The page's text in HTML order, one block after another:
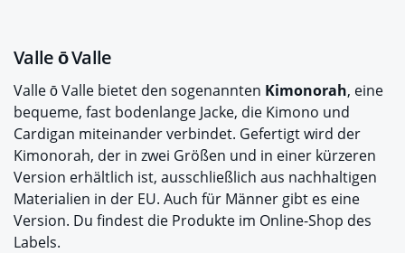
Valle ō Valle
Valle ō Valle bietet den sogenannten Kimonorah, eine
bequeme, fast bodenlange Jacke, die Kimono und
Cardigan miteinander verbindet. Gefertigt wird der
Kimonorah, der in zwei Größen und in einer kürzeren
Version erhältlich ist, ausschließlich aus nachhaltigen
Materialien in der EU. Auch für Männer gibt es eine
Version. Du findest die Produkte im Online-Shop des
Labels.